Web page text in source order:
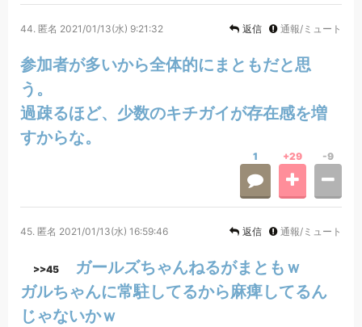
44. 匿名 2021/01/13(水) 9:21:32 返信 通報/ミュート
参加者が多いから全体的にまともだと思
う。
過疎るほど、少数のキチガイが存在感を増
すからな。
1 +29 -9
45. 匿名 2021/01/13(水) 16:59:46 返信 通報/ミュート
>>45
ガールズちゃんねるがまともｗ
ガルちゃんに常駐してるから麻痺してるん
じゃないかｗ